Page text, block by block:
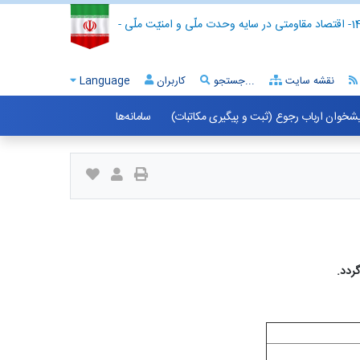
- اقتصاد مقاومتی در سایه وحدت ملّی و امنیّت ملّی -
Language کاربران جستجو... نقشه سایت
ارباب رجوع (ثبت و پیگیری مکاتبات) سامانه‌ها